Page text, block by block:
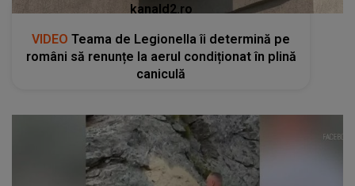
kanald2.ro
VIDEO Teama de Legionella îi determină pe
români să renunțe la aerul condiționat în plină
caniculă